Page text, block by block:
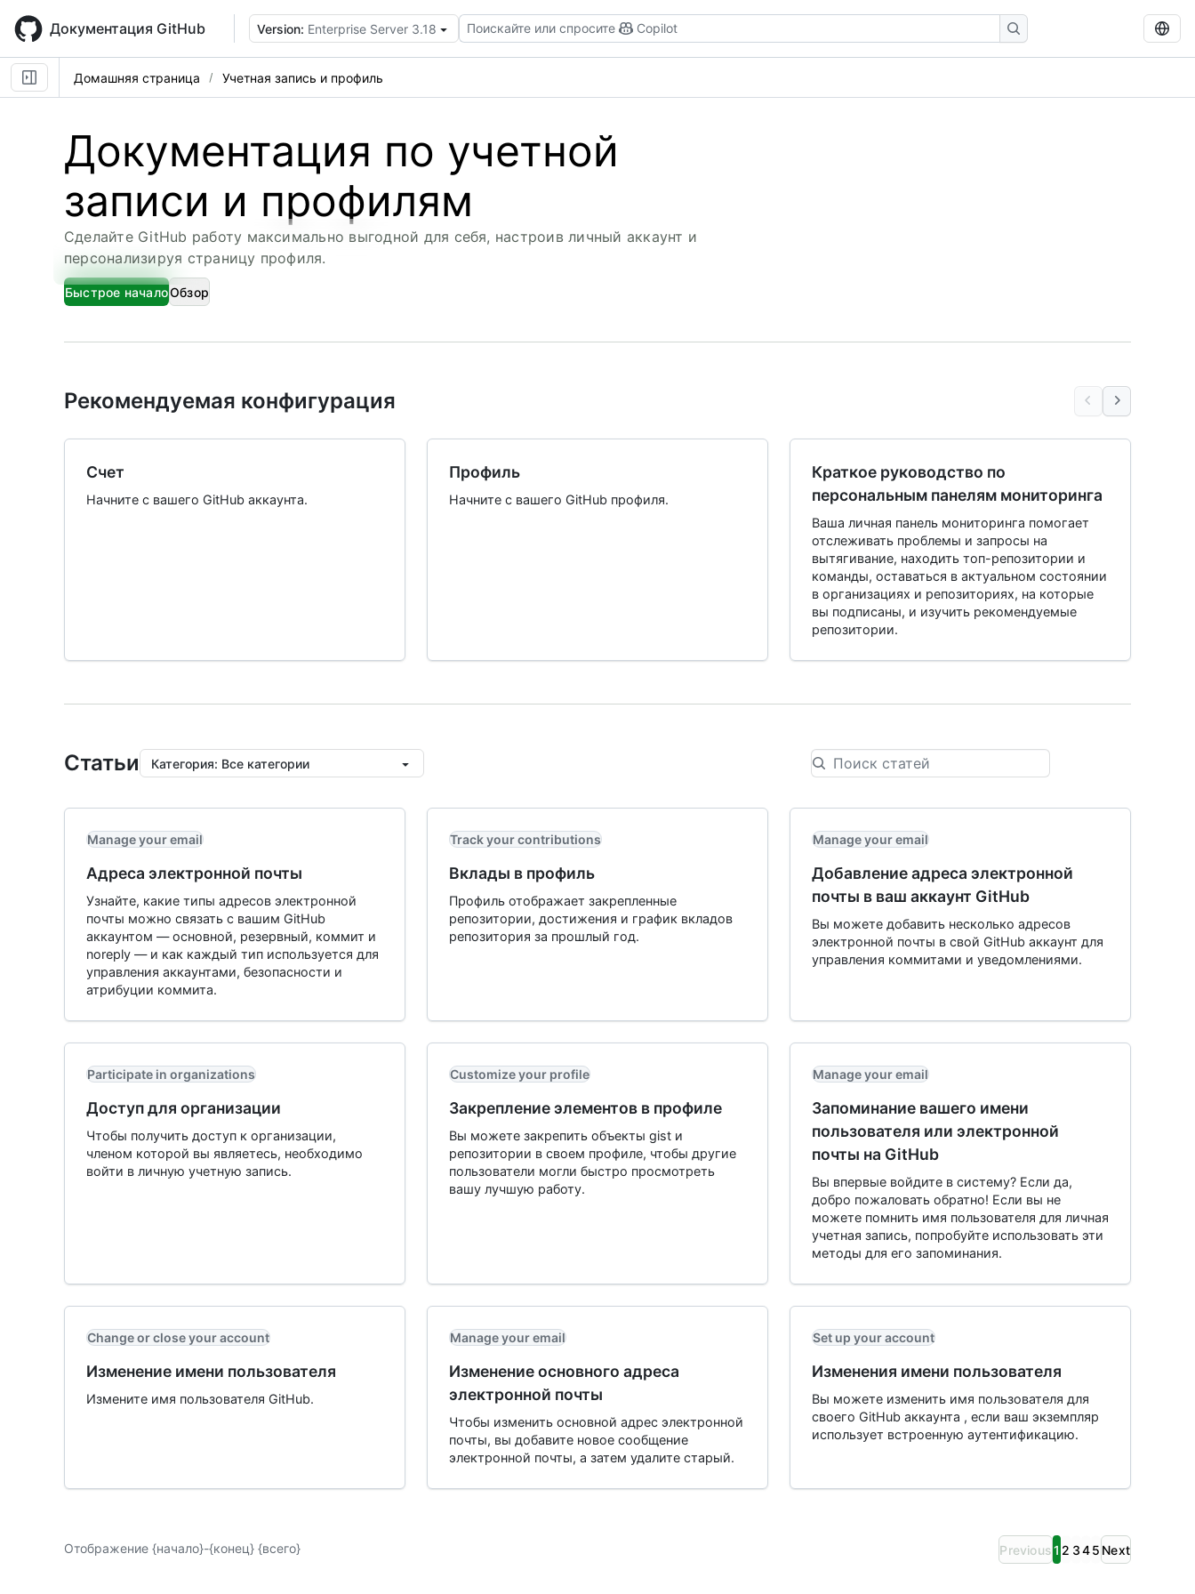
main
content
Документация GitHub Version: Enterprise Server 3.18 Поискайте или спросите Copilot
Домашняя страница Учетная запись и профиль
Документация по учетной
записи и профилям
Сделайте GitHub работу максимально выгодной для себя, настроив личный аккаунт и
персонализируя страницу профиля.
Быстрое началоОбзор
Рекомендуемая конфигурация
Счет
Начните с вашего GitHub аккаунта.
Профиль
Начните с вашего GitHub профиля.
Краткое руководство по
персональным панелям мониторинга
Ваша личная панель мониторинга помогает
отслеживать проблемы и запросы на
вытягивание, находить топ-репозитории и
команды, оставаться в актуальном состоянии
в организациях и репозиториях, на которые
вы подписаны, и изучить рекомендуемые
репозитории.
Статьи Категория: Все категории
Manage your email
Адреса электронной почты
Узнайте, какие типы адресов электронной
почты можно связать с вашим GitHub
аккаунтом — основной, резервный, коммит и
noreply — и как каждый тип используется для
управления аккаунтами, безопасности и
атрибуции коммита.
Track your contributions
Вклады в профиль
Профиль отображает закрепленные
репозитории, достижения и график вкладов
репозитория за прошлый год.
Manage your email
Добавление адреса электронной
почты в ваш аккаунт GitHub
Вы можете добавить несколько адресов
электронной почты в свой GitHub аккаунт для
управления коммитами и уведомлениями.
Participate in organizations
Доступ для организации
Чтобы получить доступ к организации,
членом которой вы являетесь, необходимо
войти в личную учетную запись.
Customize your profile
Закрепление элементов в профиле
Вы можете закрепить объекты gist и
репозитории в своем профиле, чтобы другие
пользователи могли быстро просмотреть
вашу лучшую работу.
Manage your email
Запоминание вашего имени
пользователя или электронной
почты на GitHub
Вы впервые войдите в систему? Если да,
добро пожаловать обратно! Если вы не
можете помнить имя пользователя для личная
учетная запись, попробуйте использовать эти
методы для его запоминания.
Change or close your account
Изменение имени пользователя
Измените имя пользователя GitHub.
Manage your email
Изменение основного адреса
электронной почты
Чтобы изменить основной адрес электронной
почты, вы добавите новое сообщение
электронной почты, а затем удалите старый.
Set up your account
Изменения имени пользователя
Вы можете изменить имя пользователя для
своего GitHub аккаунта , если ваш экземпляр
использует встроенную аутентификацию.
Отображение {начало}-{конец} {всего} Previous1 2 345 Next